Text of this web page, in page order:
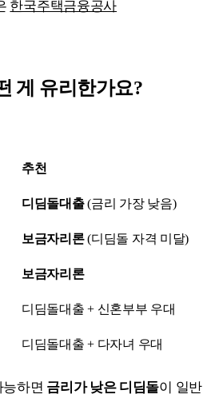
한국주택금융공사
게 유리한가요?
추천
디딤돌대출(금리 가장 낮음)
보금자리론(디딤돌 자격 미달)
보금자리론
디딤돌대출 + 신혼부부 우대
디딤돌대출 + 다자녀 우대
하면 금리가 낮은 디딤돌이 일반